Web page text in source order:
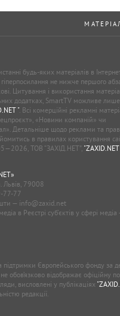
будь-яких матеріалів в
не нижче першого
Цитування і використання
додатках, SmartTV можливе
". Всі комерційні рекламні
«Новини компаній» чи
Детальніше щодо реклами та
в правилах користування
ТОВ “ЗАХІД.НЕТ”, "ZAXID.NET
Львів, 79008
77-77
— info@zaxid.net
в Реєстрі суб'єктів у сфері
Європейського фонду за
не обов’язково відображає офіційну
висловлені у публікаціях
редакції.